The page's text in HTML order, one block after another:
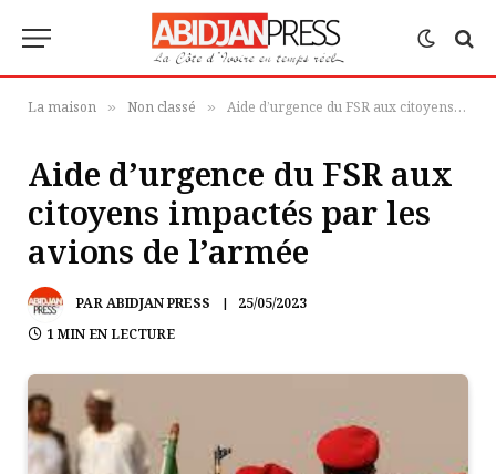
La maison » Non classé » Aide d’urgence du FSR aux citoyens impactés par les avions de l’armée
Aide d’urgence du FSR aux
citoyens impactés par les
avions de l’armée
PARABIDJAN PRESS
25/05/2023
1 MIN EN LECTURE